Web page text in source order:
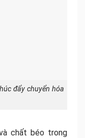
đẩy chuyển hóa
chất béo trong